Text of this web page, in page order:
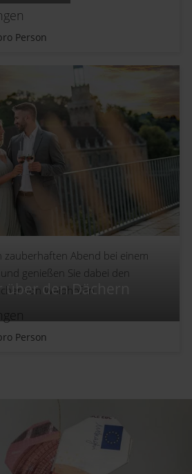
Person
den Dächern
zauberhaften Abend bei einem
genießen Sie dabei den
von Waidhofen.
Person